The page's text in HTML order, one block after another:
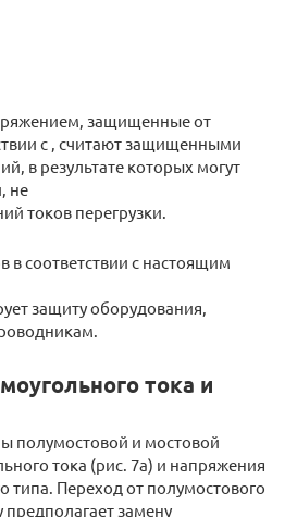
защищенные от
с , считают защищенными
в результате которых могут
не
токов перегрузки.
в соответствии с настоящим
защиту оборудования,
тока и
полумостовой и мостовой
тока (рис. 7а) и напряжения
типа. Переход от полумостового
замену